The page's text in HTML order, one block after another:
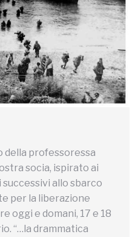
della professoressa
socia, ispirato ai
allo sbarco
per la liberazione
oggi e domani, 17 e 18
“…la drammatica